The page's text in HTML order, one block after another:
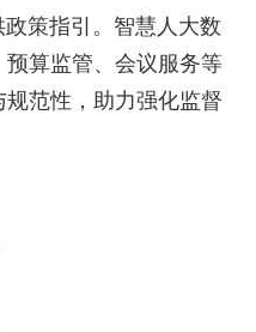
策指引。 智慧人大数
算监管、会议服务等
范性，助力强化监督